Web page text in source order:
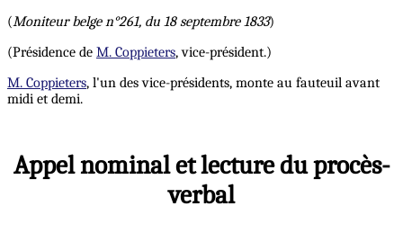
(Moniteur belge n°261, du 18 septembre 1833)
(Présidence de M. Coppieters, vice-président.)
M. Coppieters, l'un des vice-présidents, monte au fauteuil avant
midi et demi.
Appel nominal et lecture du procès-
verbal